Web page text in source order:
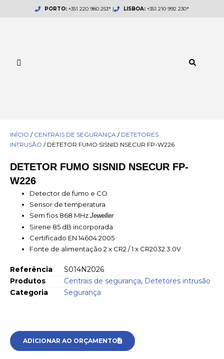
PORTO: +351 220 980 253* | LISBOA:+351 210 992 230*
INÍCIO / CENTRAIS DE SEGURANÇA / DETETORES
INTRUSÃO / DETETOR FUMO SISNID NSECUR FP-W226
DETETOR FUMO SISNID NSECUR FP-
W226
Detector de fumo e CO
Sensor de temperatura
Sem fios 868 MHz Jeweller
Sirene 85 dB incorporada
Certificado EN 14604:2005
Fonte de alimentação 2 x CR2 / 1 x CR2032 3.0V
Referência
S014N2026
Produtos
Centrais de segurança, Detetores intrusão
Categoria
Segurança
ADICIONAR AO ORÇAMENTO